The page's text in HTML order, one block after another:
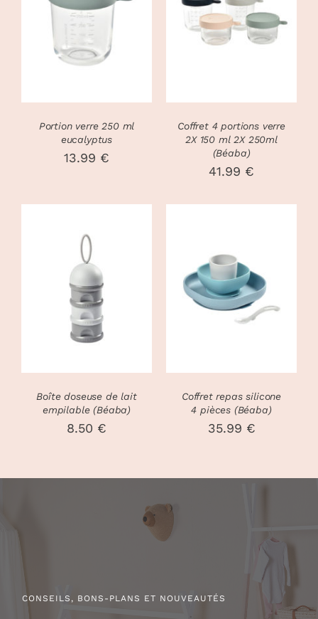
DÉTAILS
Portion verre 250 ml
eucalyptus
13.99 €
CHOIX DES
OPTIONS CE
PRODUIT
PEUVENT
ÊTRE
CHOISIES
SUR
/
DÉTAILS
Coffret 4 portions verre
2X 150 ml 2X 250ml
(Béaba)
41.99 €
CHOIX DES
OPTIONS CE
PRODUIT
A
PLUSIEURS
PEUVENT
ÊTRE
CHOISIES
DÉTAILS
Boîte doseuse de lait
empilable (Béaba)
8.50 €
CHOIX DES
OPTIONS CE
PRODUIT
A
PEUVENT
ÊTRE
CHOISIES
/
DÉTAILS
Coffret repas silicone
4 pièces (Béaba)
35.99 €
CONSEILS, BONS-PLANS ET NOUVEAUTÉS